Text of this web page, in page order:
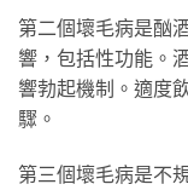
第二個壞毛病是酗
響，包括性功能。
響勃起機制。適度
驟。
第三個壞毛病是不